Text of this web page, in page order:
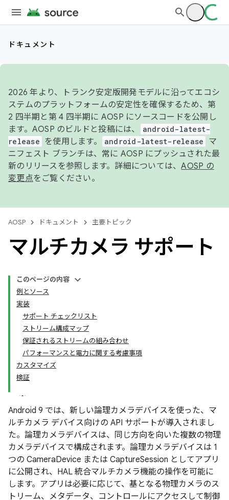
ドキュメント
2026 年より、トランク安定版開発モデルに沿ってエコシ
ステムのプラットフォームの安定性を確保するため、第
2 四半期と第 4 四半期に AOSP にソースコードを公開し
ます。AOSP のビルドと投稿には、
android-latest-
release
を使用します。 android-latest-release
マ
ニフェスト ブランチは、常に AOSP にプッシュされた最
新のリリースを参照します。詳細については、AOSP の
変更点をご覧ください。
AOSP ドキュメント 主要トピック
マルチカメラ サポート
このページの内容
例とソース
実装
サポート チェックリスト
ストリーム構成マップ
保証されるストリームの組み合わせ
パフォーマンスと電力に関する考慮事項
カスタマイズ
検証
Android 9 では、新しい論理カメラデバイスを使った、マ
ルチカメラ デバイス向けの API サポートが導入されまし
た。論理カメラデバイスは、同じ方向を向いた複数の物理
カメラデバイスで構成されます。論理カメラデバイスは 1
つの CameraDevice または CaptureSession としてアプリ
に公開され、HAL 統合マルチカメラ機能の操作を可能に
します。アプリは必要に応じて、基となる物理カメラのス
トリーム、メタデータ、コントロールにアクセスして制御